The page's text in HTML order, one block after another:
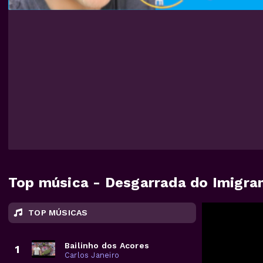
Top música - Desgarrada do
TOP MÚSICAS
1 Bailinho dos Acores
Carlos Janeiro